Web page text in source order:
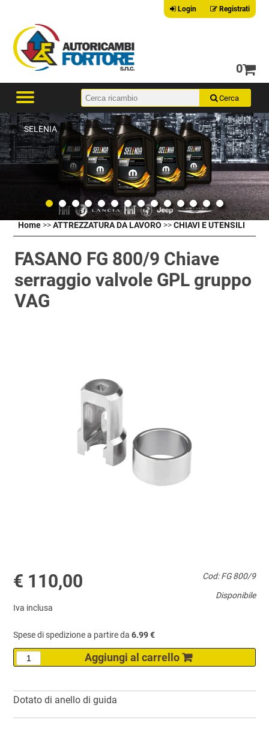
Login Registrati
0
SELENIA
Home >>ATTREZZATURA DA LAVORO >>CHIAVI E UTENSILI
FASANO FG 800/9 Chiave
serraggio valvole GPL gruppo
VAG
€ 110,00
Iva inclusa
Cod: FG 800/9
Disponibile
Spese di spedizione a partire da6.99 €
Dotato di anello di guida